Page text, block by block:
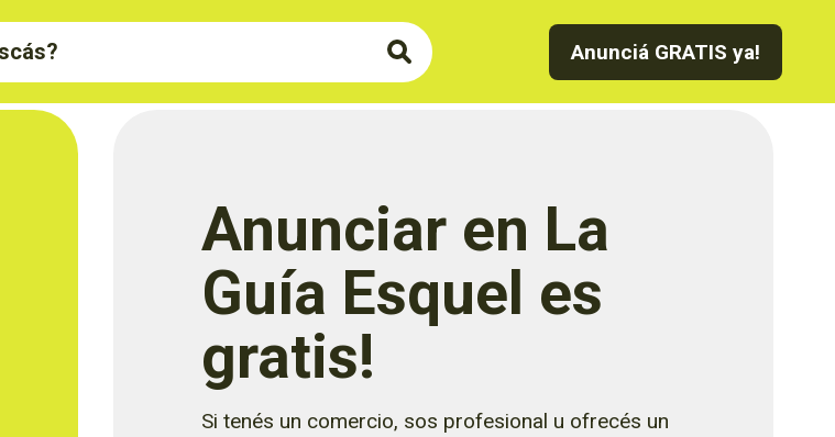
Anunciá GRATIS ya!
Anunciar en La
Guía Esquel es
gratis!
Si tenés un comercio, sos profesional u ofrecés un